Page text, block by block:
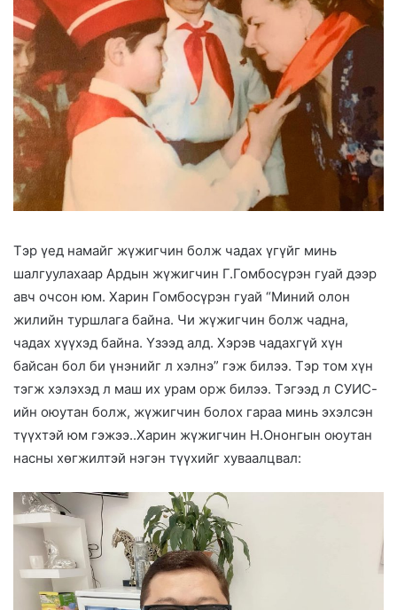
Тэр үед намайг жүжигчин болж чадах үгүйг минь
шалгуулахаар Ардын жүжигчин Г.Гомбосүрэн гуай дээр
авч очсон юм. Харин Гомбосүрэн гуай “Миний олон
жилийн туршлага байна. Чи жүжигчин болж чадна,
чадах хүүхэд байна. Үзээд алд. Хэрэв чадахгүй хүн
байсан бол би үнэнийг л хэлнэ” гэж билээ. Тэр том хүн
тэгж хэлэхэд л маш их урам орж билээ. Тэгээд л СУИС-
ийн оюутан болж, жүжигчин болох гараа минь эхэлсэн
түүхтэй юм гэжээ..Харин жүжигчин Н.Ононгын оюутан
насны хөгжилтэй нэгэн түүхийг хуваалцвал: